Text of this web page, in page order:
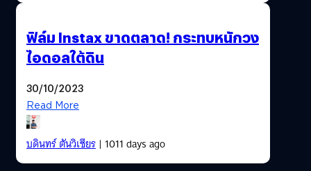
ฟิล์ม Instax ขาดตลาด! กระทบหนักวง
ไอดอลใต้ดิน
30/10/2023
Read More
บดินทร์ ตันวิเชียร| 1011 days ago